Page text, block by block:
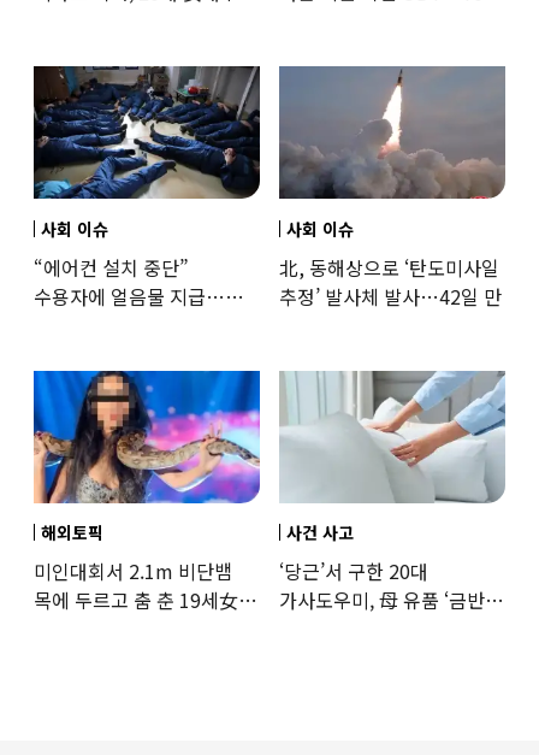
사회 이슈
“에어컨 설치 중단”
수용자에 얼음물 지급…
사회 이슈
北, 동해상으로 ‘탄도미사일
추정’ 발사체 발사…42일 만
해외토픽
미인대회서 2.1m 비단뱀
목에 두르고 춤 춘 19세女
사건 사고
‘당근’서 구한 20대
가사도우미, 母 유품 ‘금반지